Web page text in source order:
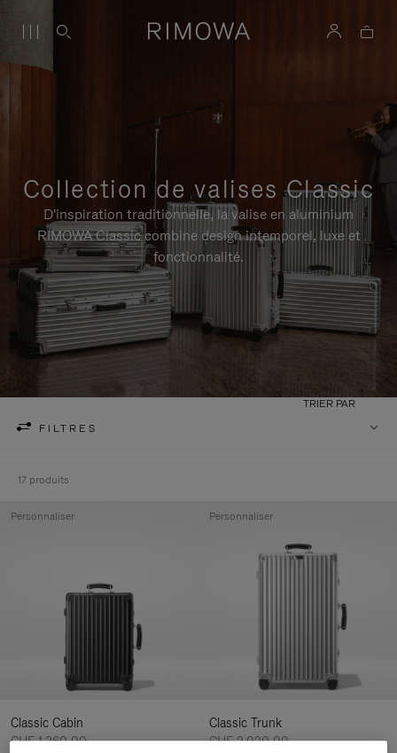
Collection de valises Classic
D'inspiration traditionnelle, la valise en aluminium
RIMOWA Classic combine design intemporel, luxe et
fonctionnalité.
FILTRES
TRIER PAR
17 produits
Classic Cabin
CHF 1.360,00
Personnaliser
Classic Trunk
CHF 2.020,00
Personnaliser